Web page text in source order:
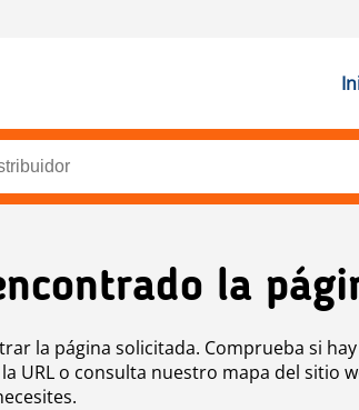
la
la página solicitada. Comprueba si hay
URL o consulta nuestro mapa del sitio